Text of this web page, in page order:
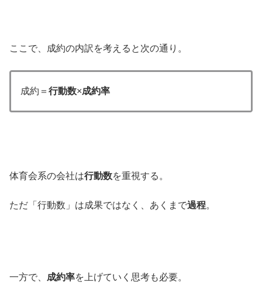
ここで、成約の内訳を考えると次の通り。
成約＝ 行動数×成約率
体育会系の会社は行動数を重視する。
ただ「行動数」は成果ではなく、あくまで過程。
一方で、 成約率を上げていく思考も必要。